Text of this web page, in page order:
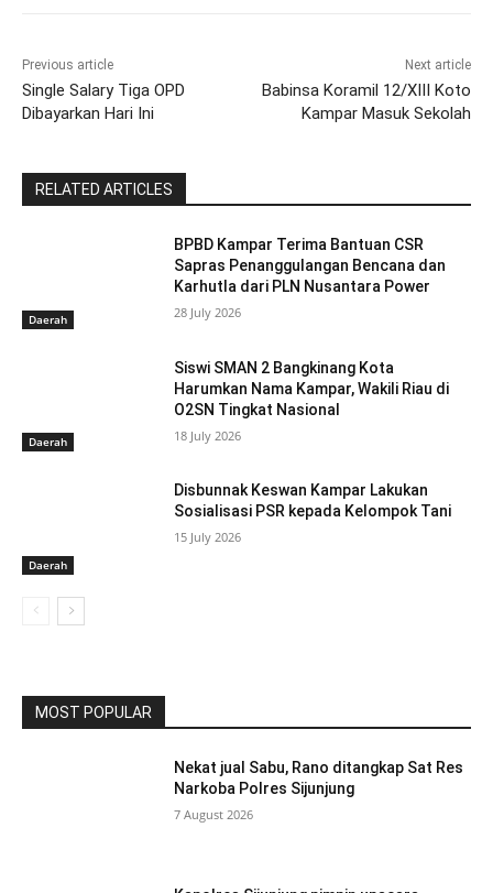
Previous article
Single Salary Tiga OPD
Dibayarkan Hari Ini
Next article
Babinsa Koramil 12/XIII Koto
Kampar Masuk Sekolah
RELATED ARTICLES
Daerah
BPBD Kampar Terima Bantuan CSR
Sapras Penanggulangan Bencana dan
Karhutla dari PLN Nusantara Power
28 July 2026
Daerah
Siswi SMAN 2 Bangkinang Kota
Harumkan Nama Kampar, Wakili Riau di
O2SN Tingkat Nasional
18 July 2026
Daerah
Disbunnak Keswan Kampar Lakukan
Sosialisasi PSR kepada Kelompok Tani
15 July 2026
MOST POPULAR
Nekat jual Sabu, Rano ditangkap Sat Res
Narkoba Polres Sijunjung
7 August 2026